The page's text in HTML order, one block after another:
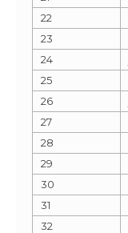
22
23
24
25
26
27
28
29
30
31
32